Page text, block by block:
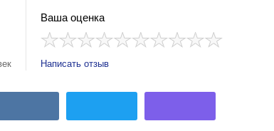
Ваша оценка
Написать отзыв